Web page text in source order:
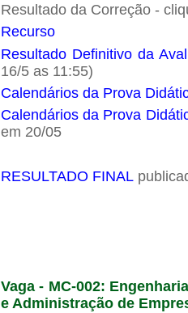
Resultado da Correção -
Recurso
Resultado Definitivo da
16/5 as 11:55)
Calendários da Prova
Calendários da Prova
em 20/05
RESULTADO FINAL
Vaga - MC-002:
e Administração de